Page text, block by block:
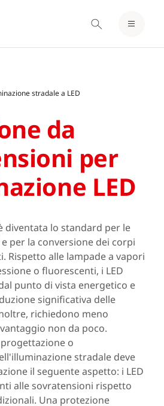
stradale a LED
da
per
LED
diventata lo standard per le
per la conversione dei corpi
Rispetto alle lampade a vapori
o fluorescenti, i LED
punto di vista energetico e
significativa delle
richiedono meno
non da poco.
o
stradale deve
il seguente aspetto: i LED
alle sovratensioni rispetto
Una protezione